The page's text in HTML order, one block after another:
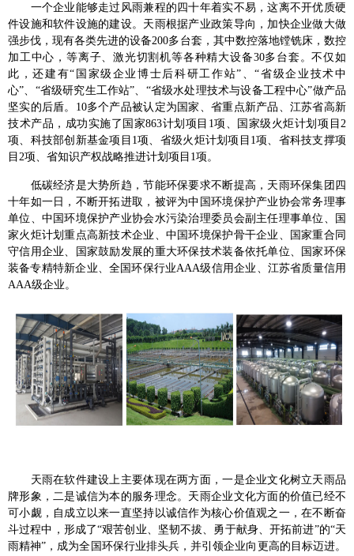
一个企业能够走过风雨兼程的四十年着实不易，这离不开优质硬
件设施和软件设施的建设。天雨根据产业政策导向，加快企业做大做
强步伐，现有各类先进的设备200多台套，其中数控落地镗铣床，数控
加工中心，等离子、激光切割机等各种精大设备30多台套。不仅如
此，还建有“国家级企业博士后科研工作站”、“省级企业技术中
心”、“省级研究生工作站”、“省级水处理技术与设备工程中心”做产品
坚实的后盾。 10多个产品被认定为国家、省重点新产品、江苏省高新
技术产品，成功实施了国家863计划项目 1项、国家级火炬计划项目2
项、科技部创新基金项目 1项、省级火炬计划项目 1项、省科技支撑项
目 2项、省知识产权战略推进计划项目 1项。
低碳经济是大势所趋，节能环保要求不断提高，天雨环保集团四
十年如一日，不断开拓进取，被评为中国环境保护产业协会常务理事
单位、中国环境保护产业协会水污染治理委员会副主任理事单位、国
家火炬计划重点高新技术企业、中国环境保护骨干企业、国家重合同
守信用企业、国家鼓励发展的重大环保技术装备依托单位、国家环保
装备专精特新企业、全国环保行业AAA级信用企业、江苏省质量信用
AAA级企业。
天雨在软件建设上主要体现在两方面，一是企业文化树立天雨品
牌形象，二是诚信为本的服务理念。天雨企业文化方面的价值已经不
可小觑，自成立以来一直坚持以诚信作为核心价值观之一，在不断奋
斗过程中，形成了“艰苦创业、坚韧不拔、勇于献身、开拓前进”的“天
雨精神”，成为全国环保行业排头兵，并引领企业向更高的目标迈进。